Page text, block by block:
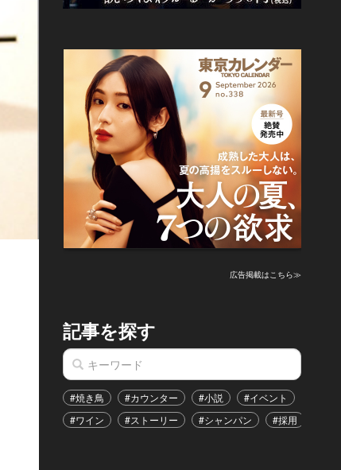
広告掲載はこちら≫
記事を探す
#焼き鳥 #カウンター #小説 #イベント
#ワイン
#ストーリー #シャンパン #採用